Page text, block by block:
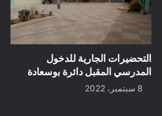
التحضيرات الجارية للدخول
المدرسي المقبل دائرة بوسعادة
8 سبتمبر، 2022